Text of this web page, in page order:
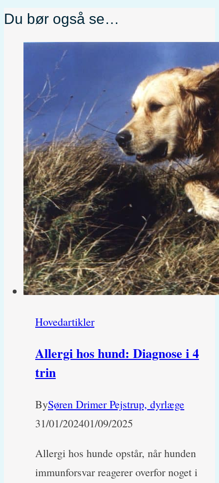
Du bør også se…
Hovedartikler
Allergi hos hund: Diagnose i 4
trin
BySøren Drimer Pejstrup, dyrlæge
31/01/202401/09/2025
Allergi hos hunde opstår, når hunden
immunforsvar reagerer overfor noget i